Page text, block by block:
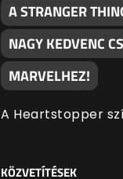
A STRANGER
NAGY KEDVENC
MARVELHEZ!
A Heartstopper
KÖZVETÍTÉSEK